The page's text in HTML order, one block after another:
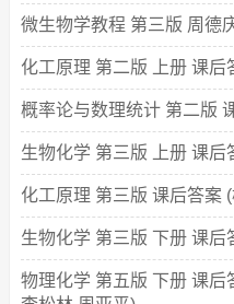
微生物学教程 第三版 周德
化工原理 第二版 上册 课后
概率论与数理统计 第二版
生物化学 第三版 上册 课后
化工原理 第三版 课后答案
生物化学 第三版 下册 课后
物理化学 第五版 下册 课后